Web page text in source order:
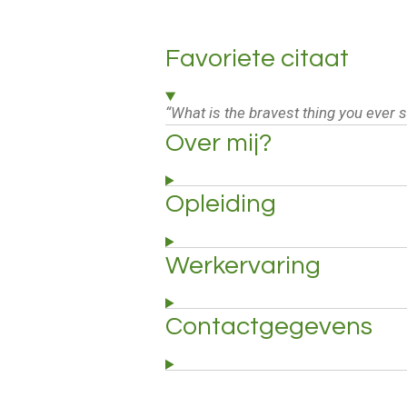
Favoriete citaat
“What is the bravest thing you ever
Over mij?
Opleiding
Werkervaring
Contactgegevens